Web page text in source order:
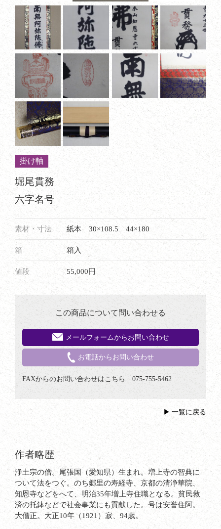
掛け軸
堀尾貫務
六字名号
素材・寸法 紙本 30×108.5 44×180
箱 箱入
値段 55,000円
この商品について問い合わせる
メールフォームからお問い合わせ
お電話からお問い合わせ
FAXからのお問い合わせはこちら 075-755-5462
一覧に戻る
作者略歴
浄土宗の僧。尾張国（愛知県）生まれ。増上寺の智典に
ついて法をつぐ。のち郷里の寿経寺、京都の清浄華院、
知恩寺などをへて、明治35年増上寺住職となる。貧民救
済の托鉢などで社会事業にも貢献した。号は安誉住阿。
大僧正。大正10年（1921）寂、94歳。